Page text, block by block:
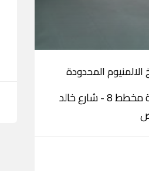
المحدودة
الدمام - القادسية مخطط 8 - شارع خالد